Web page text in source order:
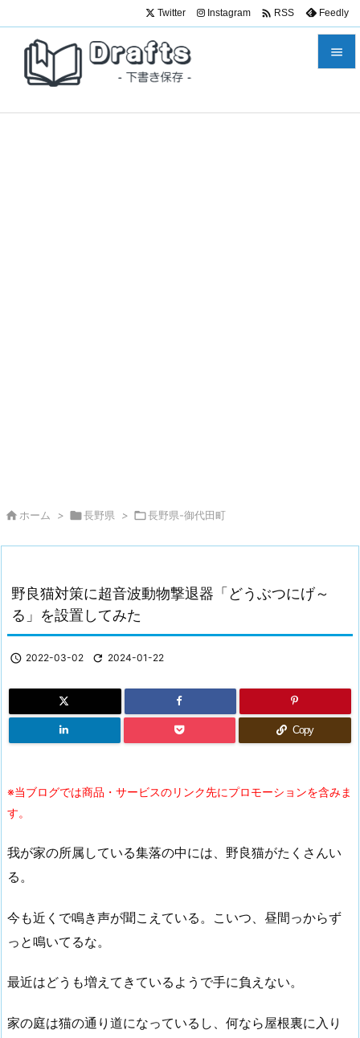

Twitter Instagram  RSS Feedly
 ホーム > 長野県 > 長野県-御代田町
野良猫対策に超音波動物撃退器「どうぶつにげ～
る」を設置してみた
 2022-03-02  2024-01-22
Copy
※当ブログでは商品・サービスのリンク先にプロモーションを含みま
す。
我が家の所属している集落の中には、野良猫がたくさんい
る。
今も近くで鳴き声が聞こえている。こいつ、昼間っからず
っと鳴いてるな。
最近はどうも増えてきているようで手に負えない。
家の庭は猫の通り道になっているし、何なら屋根裏に入り